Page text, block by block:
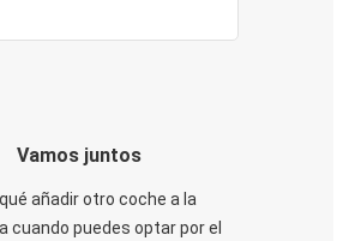
Vamos juntos
añadir otro coche a la
cuando puedes optar por el